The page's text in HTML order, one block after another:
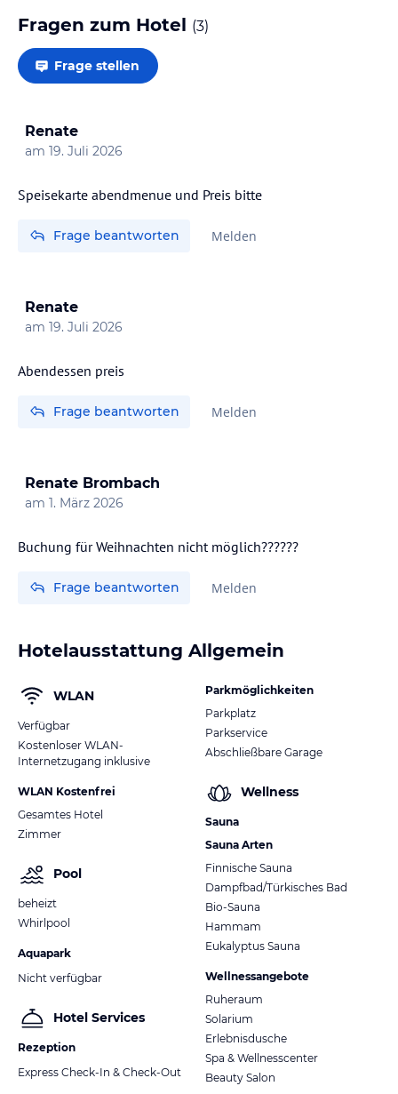
Fragen zum Hotel (3)
Frage stellen
Renate
am 19. Juli 2026
Speisekarte abendmenue und Preis bitte
Frage beantworten Melden
Renate
am 19. Juli 2026
Abendessen preis
Frage beantworten Melden
Renate Brombach
am 1. März 2026
Buchung für Weihnachten nicht möglich??????
Frage beantworten Melden
Hotelausstattung Allgemein
WLAN
Verfügbar
Kostenloser WLAN-
Internetzugang inklusive
WLAN Kostenfrei
Gesamtes Hotel
Zimmer
Pool
beheizt
Whirlpool
Aquapark
Nicht verfügbar
Hotel Services
Rezeption
Express Check-In & Check-Out
Parkmöglichkeiten
Parkplatz
Parkservice
Abschließbare Garage
Wellness
Sauna
Sauna Arten
Finnische Sauna
Dampfbad/Türkisches Bad
Bio-Sauna
Hammam
Eukalyptus Sauna
Wellnessangebote
Ruheraum
Solarium
Erlebnisdusche
Spa & Wellnesscenter
Beauty Salon